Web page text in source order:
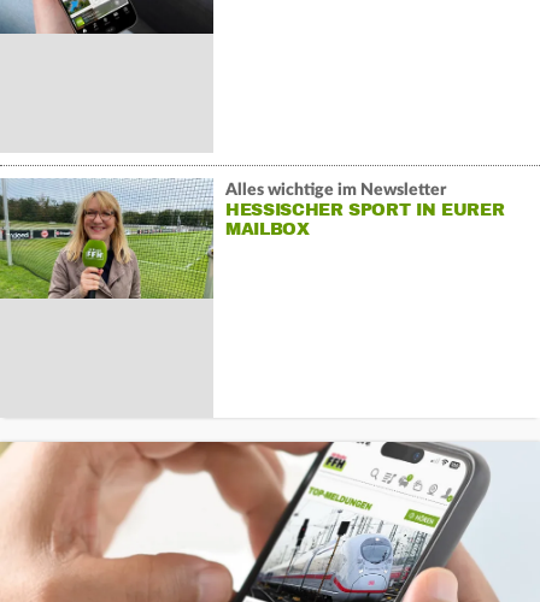
Alles wichtige im Newsletter
HESSISCHER SPORT IN EURER
MAILBOX